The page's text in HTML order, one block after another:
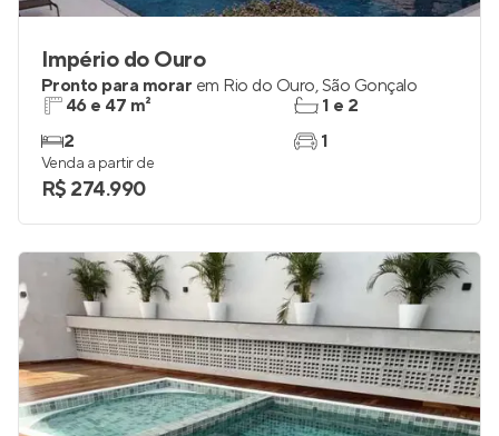
Império do Ouro
Pronto para morar em Rio do Ouro,São Gonçalo
46 e 47 m²
2
1 e 2
1
Venda a partir de
R$ 274.990